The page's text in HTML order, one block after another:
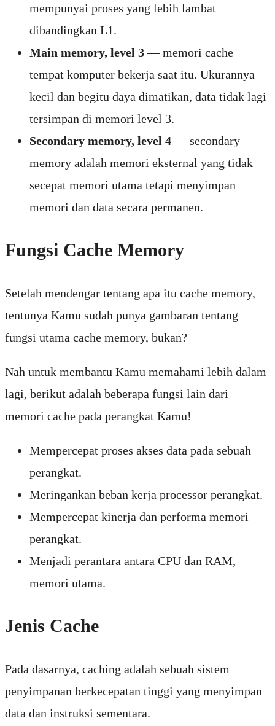
mempunyai proses yang lebih lambat
dibandingkan L1.
Main memory, level 3— memori cache
tempat komputer bekerja saat itu. Ukurannya
kecil dan begitu daya dimatikan, data tidak lagi
tersimpan di memori level 3.
Secondary memory, level 4— secondary
memory adalah memori eksternal yang tidak
secepat memori utama tetapi menyimpan
memori dan data secara permanen.
Fungsi Cache Memory
Setelah mendengar tentang apa itu cache memory,
tentunya Kamu sudah punya gambaran tentang
fungsi utama cache memory, bukan?
Nah untuk membantu Kamu memahami lebih dalam
lagi, berikut adalah beberapa fungsi lain dari
memori cache pada perangkat Kamu!
Mempercepat proses akses data pada sebuah
perangkat.
Meringankan beban kerja processor perangkat.
Mempercepat kinerja dan performa memori
perangkat.
Menjadi perantara antara CPU dan RAM,
memori utama.
Jenis Cache
Pada dasarnya, caching adalah sebuah sistem
penyimpanan berkecepatan tinggi yang menyimpan
data dan instruksi sementara.